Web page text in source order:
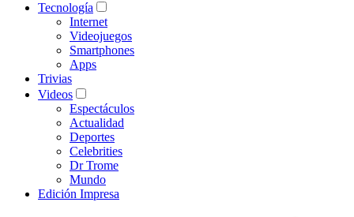
Tecnología
Internet
Videojuegos
Smartphones
Apps
Trivias
Videos
Espectáculos
Actualidad
Deportes
Celebrities
Dr Trome
Mundo
Edición Impresa